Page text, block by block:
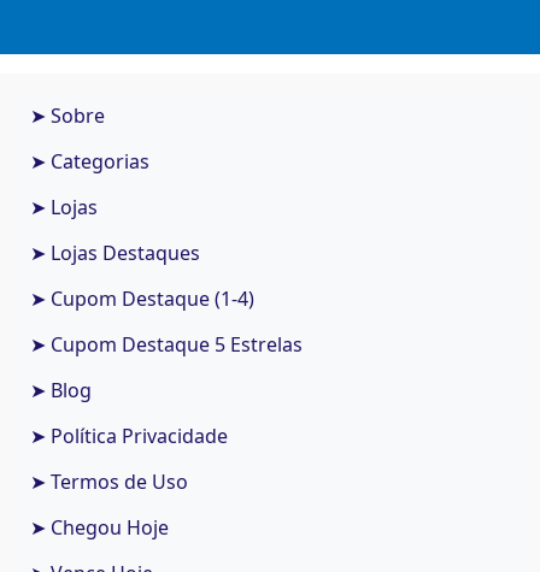
➤ Sobre
➤ Categorias
➤ Lojas
➤ Lojas Destaques
➤ Cupom Destaque (1-4)
➤ Cupom Destaque 5 Estrelas
➤ Blog
➤ Política Privacidade
➤ Termos de Uso
➤ Chegou Hoje